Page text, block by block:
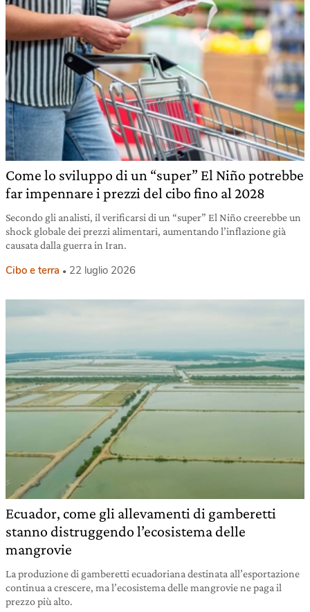
Come lo sviluppo di un “super” El Niño potrebbe
far impennare i prezzi del cibo fino al 2028
Secondo gli analisti, il verificarsi di un “super” El Niño creerebbe un
shock globale dei prezzi alimentari, aumentando l’inflazione già
causata dalla guerra in Iran.
Cibo e terra 22 luglio 2026
Ecuador, come gli allevamenti di gamberetti
stanno distruggendo l’ecosistema delle
mangrovie
La produzione di gamberetti ecuadoriana destinata all’esportazione
continua a crescere, ma l’ecosistema delle mangrovie ne paga il
prezzo più alto.